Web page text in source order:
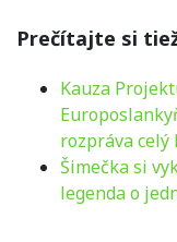
Prečítajte si
Kauza
rozpráva celý
Šimečka si
legenda o